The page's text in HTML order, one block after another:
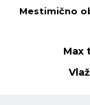
Mestimično
Max